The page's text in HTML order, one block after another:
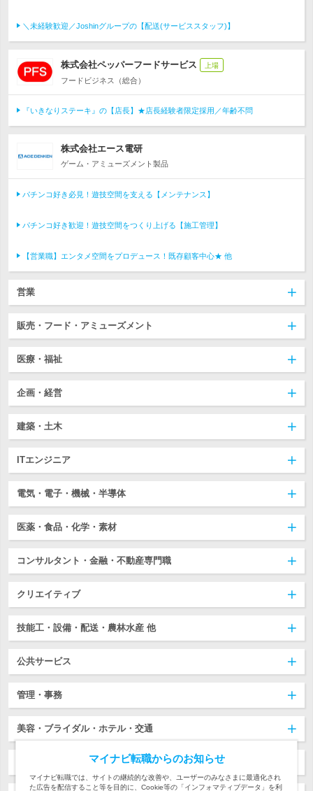
＼未経験歓迎／Joshinグループの【配送(サービススタッフ)】
株式会社ペッパーフードサービス 上場
フードビジネス（総合）
『いきなりステーキ』の【店長】★店長経験者限定採用／年齢不問
株式会社エース電研
ゲーム・アミューズメント製品
パチンコ好き必見！遊技空間を支える【メンテナンス】
パチンコ好き歓迎！遊技空間をつくり上げる【施工管理】
【営業職】エンタメ空間をプロデュース！既存顧客中心★ 他
営業
販売・フード・アミューズメント
医療・福祉
企画・経営
建築・土木
ITエンジニア
電気・電子・機械・半導体
医薬・食品・化学・素材
コンサルタント・金融・不動産専門職
クリエイティブ
技能工・設備・配送・農林水産 他
公共サービス
管理・事務
美容・ブライダル・ホテル・交通
マイナビ転職からのお知らせ
マイナビ転職では、サイトの継続的な改善や、ユーザーのみなさまに最適化され
た広告を配信すること等を目的に、Cookie等の「インフォマティブデータ」を利